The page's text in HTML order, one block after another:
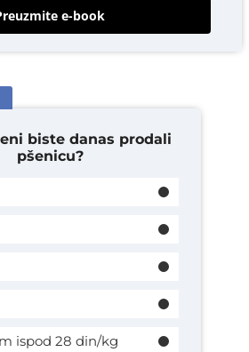
e-book
biste danas prodali
pšenicu?
ispod 28 din/kg